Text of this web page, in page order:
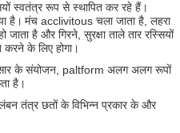
स्वतंत्र रूप से स्थापित कर रहे हैं।
है। मंच acclivitous चला जाता है, लहरा
जाता है और गिरने, सुरक्षा ताले तार रस्सियों
करने के लिए होगा।
के संयोजन, paltform अलग अलग रूपों
है।
तंत्र छतों के विभिन्न प्रकार के और